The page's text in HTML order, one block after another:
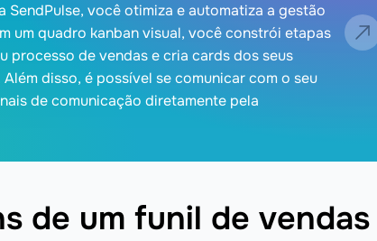
SendPulse, você otimiza e automatiza a gestão
um quadro kanban visual, você constrói etapas
processo de vendas e cria cards dos seus
disso, é possível se comunicar com o seu
de comunicação diretamente pela
de um funil de vendas